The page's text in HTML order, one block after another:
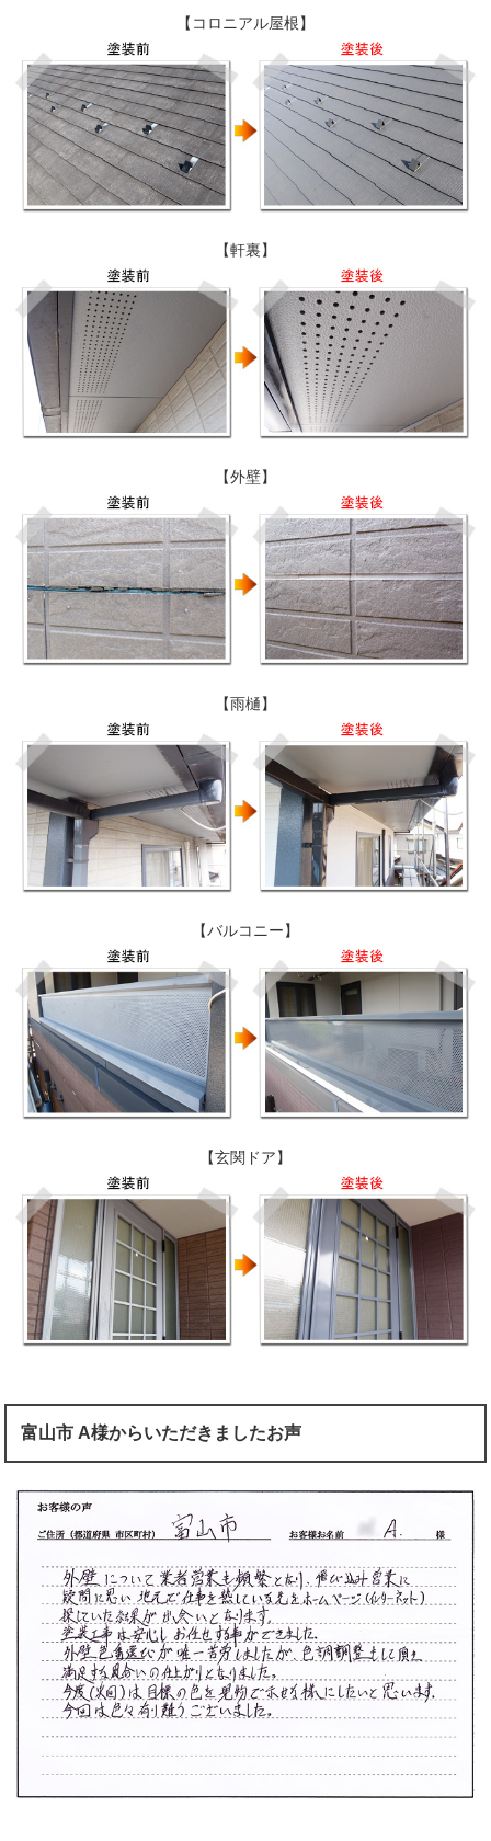
【コロニアル屋根】
【軒裏】
【外壁】
【雨樋】
【バルコニー】
【玄関ドア】
富山市 A様からいただきましたお声